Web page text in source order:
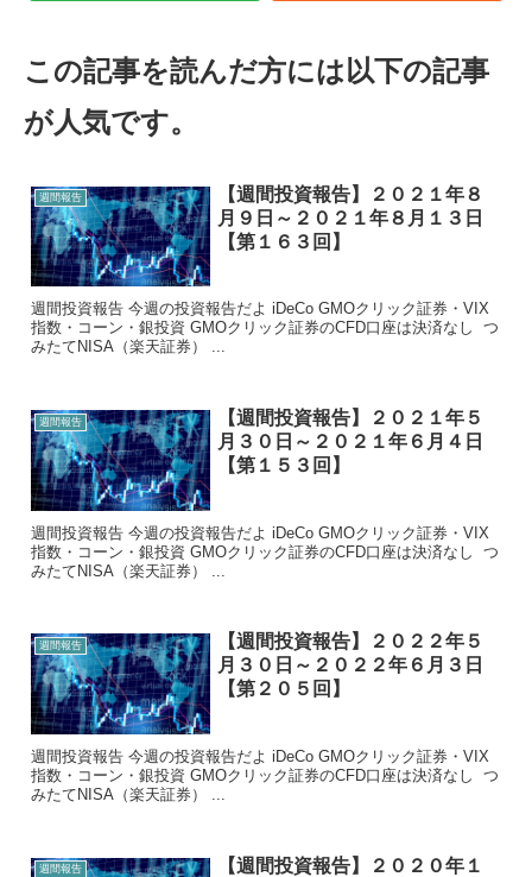
この記事を読んだ方には以下の記事
が人気です。
週間報告
【週間投資報告】２０２１年８
月９日～２０２１年８月１３日
【第１６３回】
週間投資報告 今週の投資報告だよ iDeCo GMOクリック証券・VIX
指数・コーン・銀投資 GMOクリック証券のCFD口座は決済なし つ
みたてNISA（楽天証券） ...
週間報告
【週間投資報告】２０２１年５
月３０日～２０２１年６月４日
【第１５３回】
週間投資報告 今週の投資報告だよ iDeCo GMOクリック証券・VIX
指数・コーン・銀投資 GMOクリック証券のCFD口座は決済なし つ
みたてNISA（楽天証券） ...
週間報告
【週間投資報告】２０２２年５
月３０日～２０２２年６月３日
【第２０５回】
週間投資報告 今週の投資報告だよ iDeCo GMOクリック証券・VIX
指数・コーン・銀投資 GMOクリック証券のCFD口座は決済なし つ
みたてNISA（楽天証券） ...
週間報告
【週間投資報告】２０２０年１